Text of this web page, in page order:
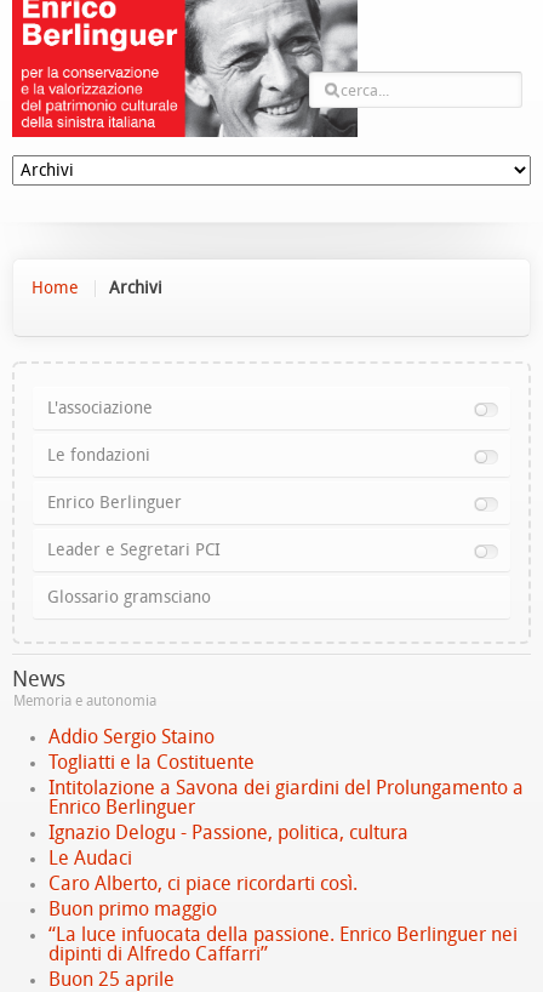
Home Archivi
L'associazione
Le fondazioni
Enrico Berlinguer
Leader e Segretari PCI
Glossario gramsciano
News
Memoria e autonomia
Addio Sergio Staino
Togliatti e la Costituente
Intitolazione a Savona dei giardini del Prolungamento a
Enrico Berlinguer
Ignazio Delogu - Passione, politica, cultura
Le Audaci
Caro Alberto, ci piace ricordarti così.
Buon primo maggio
“La luce infuocata della passione. Enrico Berlinguer nei
dipinti di Alfredo Caffarri”
Buon 25 aprile